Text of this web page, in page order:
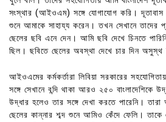
সংস্থার (আইওএম) সঙ্গে যোগাযোগ করি।
শুনে আমাকে সাহায্য করেন। তখন সেখানে তাদের
ছেলের ছবি এনে দেন। আমি ছবি দেখে চিনতে
ছিল। ছবিতে ছেলের অবস্থা দেখে চার দিন অসুস্থ
আইওএমের কর্মকর্তারা লিবিয়া সরকারের
সঙ্গে সেখানে বন্দি থাকা আরও ২৫০ বাংলাদেশিকে
উদ্ধার হলেও তার সঙ্গে দেখা করতে পারেনি।
ছেলের কান্নার শব্দ শুনে আমিও কেঁদে ফেলি।